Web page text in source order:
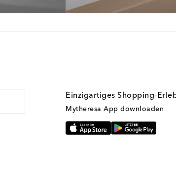
Einzigartiges Shopping-
Mytheresa App downloaden